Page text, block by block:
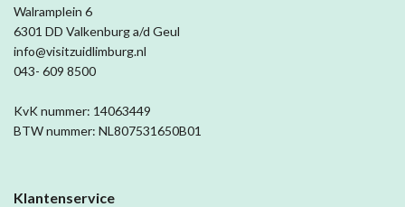
Walramplein 6
6301 DD Valkenburg a/d Geul
info@visitzuidlimburg.nl
043- 609 8500
KvK nummer: 14063449
BTW nummer: NL807531650B01
Klantenservice